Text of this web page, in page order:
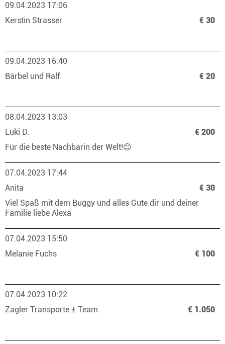
09.04.2023 17:06
Kerstin Strasser
€ 30
09.04.2023 16:40
Bärbel und Ralf
€ 20
08.04.2023 13:03
Luki D.
€ 200
Für die beste Nachbarin der Welt!😊
07.04.2023 17:44
Anita
€ 30
Viel Spaß mit dem Buggy und alles Gute dir und deiner
Familie liebe Alexa
07.04.2023 15:50
Melanie Fuchs
€ 100
07.04.2023 10:22
Zagler Transporte ± Team
€ 1.050